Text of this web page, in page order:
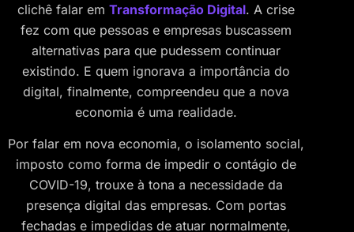
clichê falar em Transformação Digital. A crise
fez com que pessoas e empresas buscassem
alternativas para que pudessem continuar
existindo. E quem ignorava a importância do
digital, finalmente, compreendeu que a nova
economia é uma realidade.
Por falar em nova economia, o isolamento social,
imposto como forma de impedir o contágio de
COVID-19, trouxe à tona a necessidade da
presença digital das empresas. Com portas
fechadas e impedidas de atuar normalmente,